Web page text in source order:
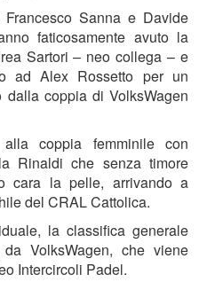
Sanna e Davide
faticosamente avuto la
Sartori – neo collega – e
ad Alex Rossetto per un
dalla coppia di VolksWagen
alla coppia femminile con
Rinaldi che senza timore
cara la pelle, arrivando a
del CRAL Cattolica.
la classifica generale
VolksWagen, che viene
Intercircoli Padel.